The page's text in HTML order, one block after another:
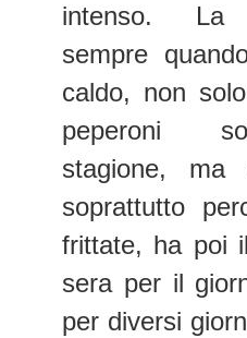
intenso. La
sempre
caldo, non
peperoni
stagione, ma
soprattutto
frittate, ha poi
sera per il
per diversi